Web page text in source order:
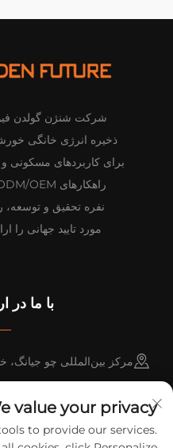
شرکت شنژن گولدن
برای کاربردهای مسکونی
نفره تحقیق و توسعه،
مورد تایید جهانی را
با ما در
مرکز بین‌المللی چو جیانگ،
شهر شنژن، چین
value your privacy
to provide our services.